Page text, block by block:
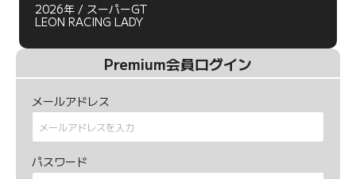
2026年 / スーパーGT
LEON RACING LADY
Premium会員ログイン
メールアドレス
パスワード